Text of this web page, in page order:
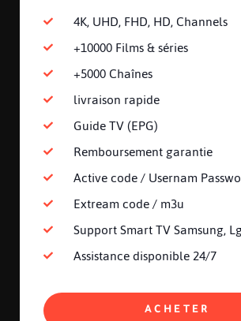
4K, UHD, FHD, HD, Channels
+10000 Films & séries
+5000 Chaînes
livraison rapide
Guide TV (EPG)
Remboursement garantie
Active code / Usernam
Extream code / m3u
Support Smart TV Samsung,
Assistance disponible 24/7
ACHETER